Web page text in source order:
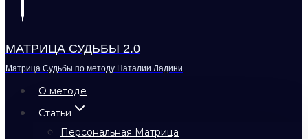
МАТРИЦА СУДЬБЫ 2.0
Матрица Судьбы по методу Наталии Ладини
О методе
Статьи
Персональная Матрица